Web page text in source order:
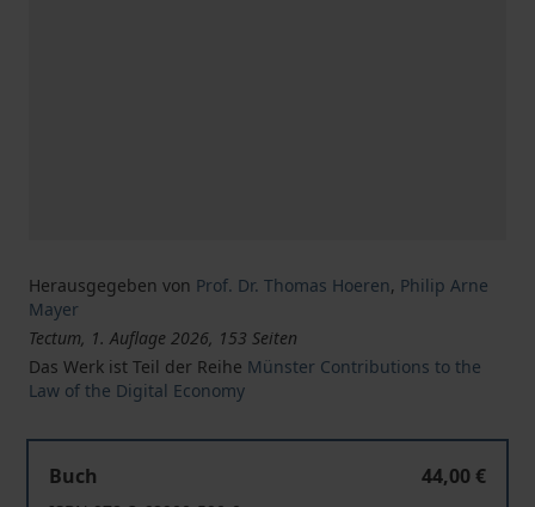
Herausgegeben von Prof. Dr. Thomas Hoeren, Philip Arne
Mayer
Tectum, 1. Auflage 2026, 153 Seiten
Das Werk ist Teil der Reihe Münster Contributions to the
Law of the Digital Economy
Buch
44,00 €